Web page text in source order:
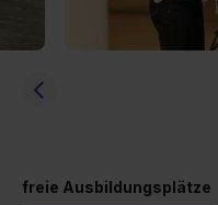
freie Ausbildungsplätze